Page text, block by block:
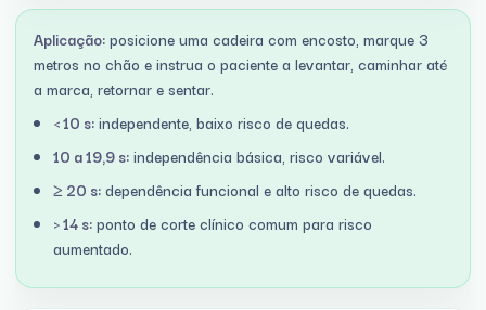
Aplicação:posicione uma cadeira com encosto, marque 3
metros no chão e instrua o paciente a levantar, caminhar até
a marca, retornar e sentar.
< 10 s:independente, baixo risco de quedas.
10 a 19,9 s:independência básica, risco variável.
≥ 20 s:dependência funcional e alto risco de quedas.
> 14 s:ponto de corte clínico comum para risco
aumentado.